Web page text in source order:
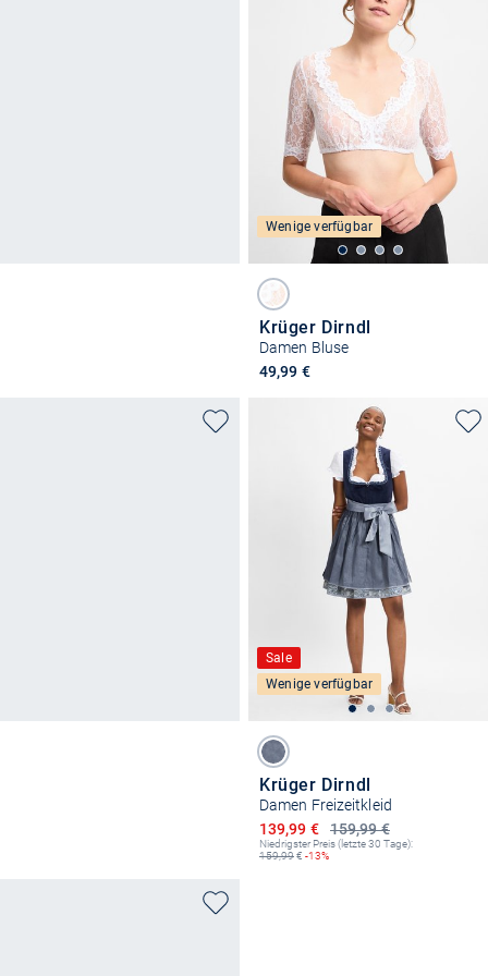
Wenige verfügbar
Krüger Dirndl
Damen Bluse
49,99 €
Sale
Wenige verfügbar
Krüger Dirndl
Damen Freizeitkleid
159,99 €
Ermäßigter Preis
139,99 €
Niedrigster Preis (letzte 30 Tage):
159,99€ -13%